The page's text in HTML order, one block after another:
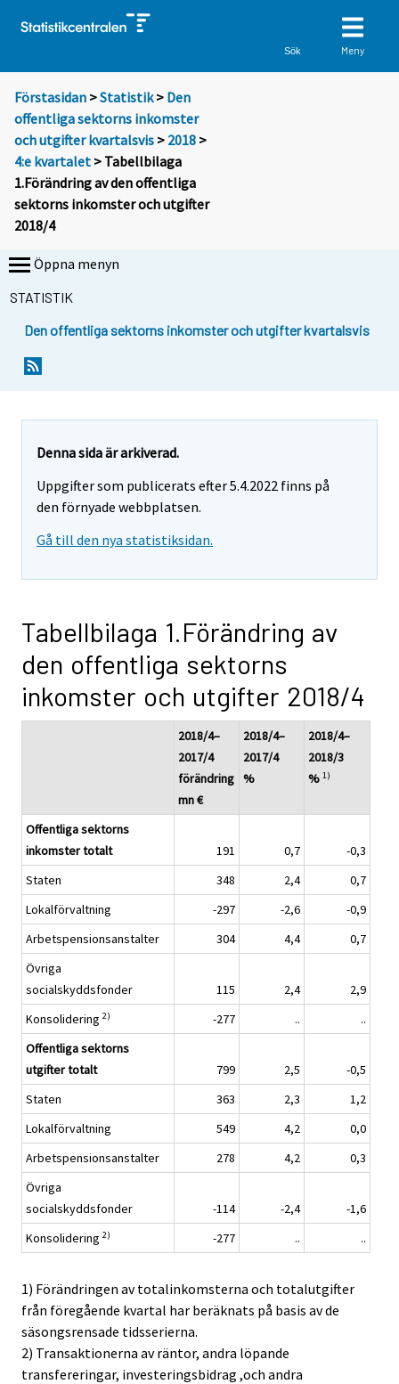
Sök Meny
Förstasidan >Statistik > Den
offentliga sektorns inkomster
och utgifter kvartalsvis > 2018 >
4:e kvartalet > Tabellbilaga
1.Förändring av den offentliga
sektorns inkomster och utgifter
2018/4
Öppna menyn
STATISTIK
Den offentliga sektorns inkomster och utgifter kvartalsvis
Denna sida är arkiverad.
Uppgifter som publicerats efter 5.4.2022 finns på
den förnyade webbplatsen.
Gå till den nya statistiksidan.
Tabellbilaga 1.Förändring av
den offentliga sektorns
inkomster och utgifter 2018/4
2018/4–
2017/4
förändring
mn €
2018/4–
2017/4
%
2018/4–
2018/3
% 1)
Offentliga sektorns
inkomster totalt
191 0,7
-0,3
Staten
348 2,4
0,7
Lokalförvaltning
-297 -2,6
-0,9
Arbetspensionsanstalter
304 4,4
0,7
Övriga
socialskyddsfonder
115 2,4
2,9
Konsolidering 2) -277 ..
..
Offentliga sektorns
utgiftertotalt 799 2,5
-0,5
Staten
363 2,3
1,2
Lokalförvaltning
549 4,2
0,0
Arbetspensionsanstalter
278 4,2
0,3
Övriga
socialskyddsfonder
-114 -2,4
-1,6
Konsolidering 2) -277 .. ..
1) Förändringen av totalinkomsterna och totalutgifter
från föregående kvartal har beräknats på basis av de
säsongsrensade tidsserierna.
2) Transaktionerna av räntor, andra löpande
transfereringar, investeringsbidrag ,och andra